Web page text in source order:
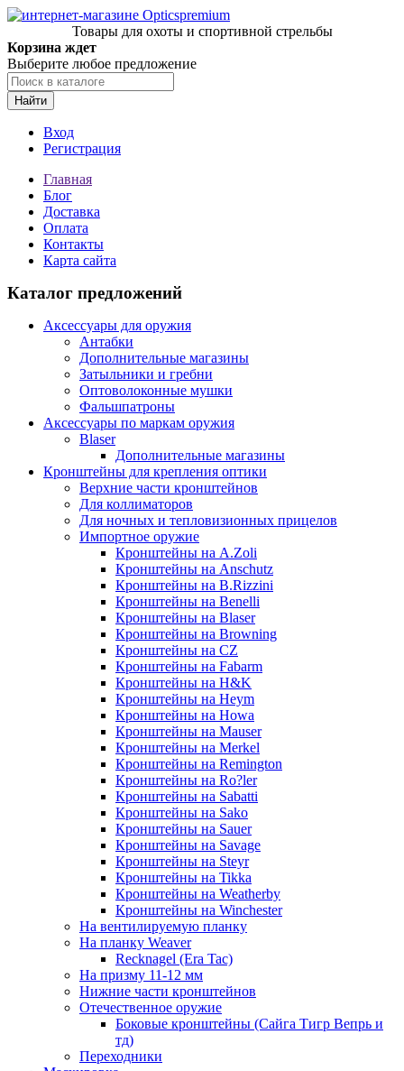
Товары для охоты и спортивной стрельбы
Корзина ждет
Выберите любое предложение
Найти
Вход
Регистрация
Главная
Блог
Доставка
Оплата
Контакты
Карта сайта
Каталог предложений
Аксессуары для оружия
Антабки
Дополнительные магазины
Затыльники и гребни
Оптоволоконные мушки
Фальшпатроны
Аксессуары по маркам оружия
Blaser
Дополнительные магазины
Кронштейны для крепления оптики
Верхние части кронштейнов
Для коллиматоров
Для ночных и тепловизионных прицелов
Импортное оружие
Кронштейны на A.Zoli
Кронштейны на Anschutz
Кронштейны на B.Rizzini
Кронштейны на Benelli
Кронштейны на Blaser
Кронштейны на Browning
Кронштейны на CZ
Кронштейны на Fabarm
Кронштейны на H&K
Кронштейны на Heym
Кронштейны на Howa
Кронштейны на Mauser
Кронштейны на Merkel
Кронштейны на Remington
Кронштейны на Ro?ler
Кронштейны на Sabatti
Кронштейны на Sako
Кронштейны на Sauer
Кронштейны на Savage
Кронштейны на Steyr
Кронштейны на Tikka
Кронштейны на Weatherby
Кронштейны на Winchester
На вентилируемую планку
На планку Weaver
Recknagel (Era Tac)
На призму 11-12 мм
Нижние части кронштейнов
Отечественное оружие
Боковые кронштейны (Сайга Тигр Вепрь и
тд)
Переходники